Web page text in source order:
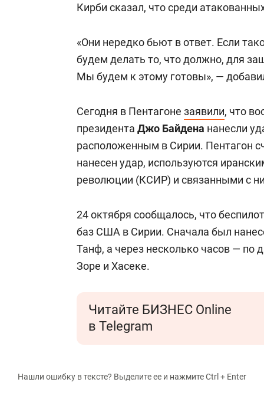
Кирби сказал, что среди
«Они нередко бьют в ответ. Если
будем делать то, что должно, для
Мы будем к этому готовы», —
Сегодня в Пентагоне заявили, что
президента Джо Байдена нанесли
расположенным в Сирии. Пентагон
нанесен удар, используются
революции (КСИР) и связанными с
24 октября сообщалось, что
баз США в Сирии. Сначала был
Танф, а через несколько часов — по
Зоре и Хасеке.
Читайте БИЗНЕС Online
в Telegram
Нашли ошибку в тексте? Выделите ее и нажмите Ctrl + Enter